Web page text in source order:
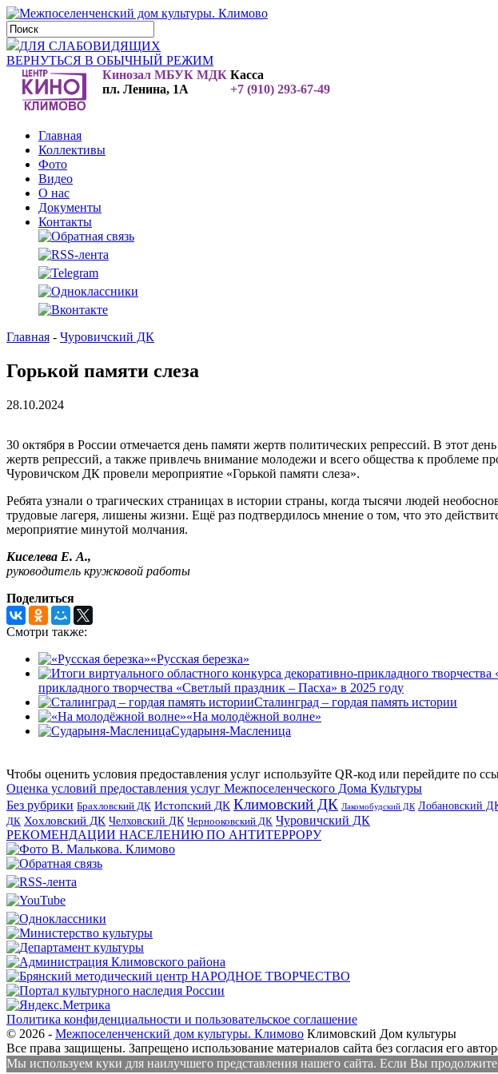
ДЛЯ СЛАБОВИДЯЩИХ
ВЕРНУТЬСЯ В ОБЫЧНЫЙ РЕЖИМ
Кинозал МБУК МДК
пл. Ленина, 1А
Касса
+7 (910) 293-67-49
Главная
Коллективы
Фото
Видео
О нас
Документы
Контакты
Главная - Чуровичский ДК
Горькой памяти слеза
28.10.2024
30 октября в России отмечается день памяти жертв политических репрессий. В этот
жертв репрессий, а также привлечь внимание молодежи и всего общества к проблеме
Чуровичском ДК провели мероприятие «Горькой памяти слеза».
Ребята узнали о трагических страницах в истории страны, когда тысячи людей
трудовые лагеря, лишены жизни. Ещё раз подтвердилось мнение о том, что это
мероприятие минутой молчания.
Киселева Е. А.,
руководитель кружковой работы
Поделиться
Смотри также:
«Русская березка»
прикладного творчества «Светлый праздник – Пасха» в 2025 году
Сталинград – гордая память истории
«На молодёжной волне»
Сударыня-Масленица
Чтобы оценить условия предоставления услуг используйте QR-код или перейдите по
Оценка условий предоставления услуг Межпоселенческого Дома Культуры
Без рубрики Брахловский ДК Истопский ДК Климовский ДК Лакомобудский ДК Лобановский
ДК Хохловский ДК Челховский ДК Чернооковский ДК Чуровичский ДК
РЕКОМЕНДАЦИИ НАСЕЛЕНИЮ ПО АНТИТЕРРОРУ
Политика конфиденциальности и пользовательское соглашение
© 2026 - Межпоселенченский дом культуры. Климово Климовский Дом культуры
Все права защищены. Запрещено использование материалов сайта без согласия его
Мы используем куки для наилучшего представления нашего сайта. Если Вы продолжите